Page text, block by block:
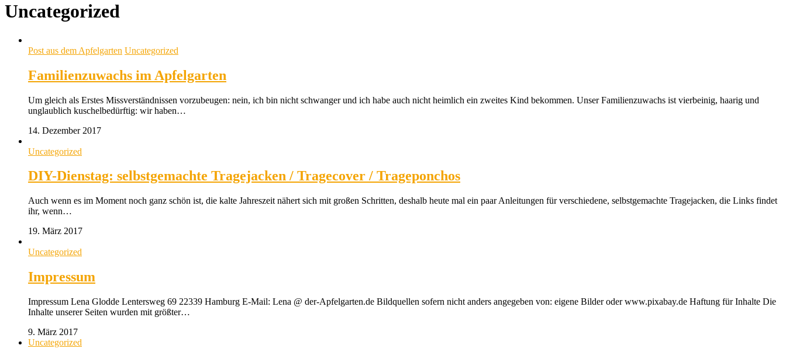
Uncategorized
Post aus dem Apfelgarten Uncategorized
Familienzuwachs im Apfelgarten
Um gleich als Erstes Missverständnissen vorzubeugen: nein, ich bin nicht schwanger und ich habe auch nicht heimlich ein zweites Kind bekommen. Unser Familienzuwachs ist vierbeinig, haarig und
unglaublich kuschelbedürftig: wir haben…
14. Dezember 2017
Uncategorized
DIY-Dienstag: selbstgemachte Tragejacken / Tragecover / Trageponchos
Auch wenn es im Moment noch ganz schön ist, die kalte Jahreszeit nähert sich mit großen Schritten, deshalb heute mal ein paar Anleitungen für verschiedene, selbstgemachte Tragejacken, die Links findet
ihr, wenn…
19. März 2017
Uncategorized
Impressum
Impressum Lena Glodde Lentersweg 69 22339 Hamburg E-Mail: Lena @ der-Apfelgarten.de Bildquellen sofern nicht anders angegeben von: eigene Bilder oder www.pixabay.de Haftung für Inhalte Die
Inhalte unserer Seiten wurden mit größter…
9. März 2017
Uncategorized